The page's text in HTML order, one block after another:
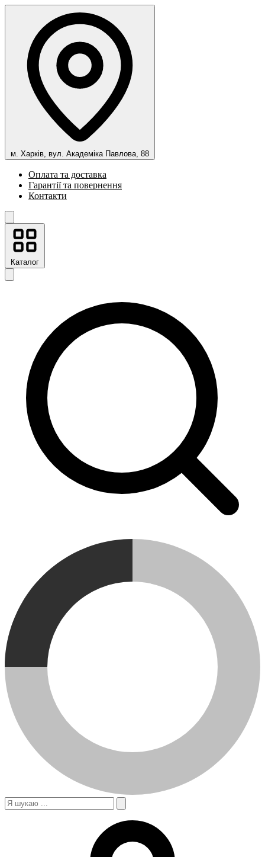
м. Харків, вул. Академіка Павлова, 88
Оплата та доставка
Гарантії та повернення
Контакти
Каталог